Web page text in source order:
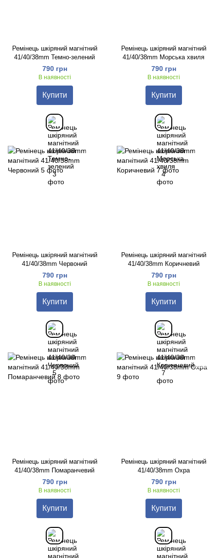
Ремінець шкіряний магнітний
41/40/38mm Темно-зелений
790 грн
В наявності
Купити
Ремінець шкіряний магнітний
41/40/38mm Морська хвиля
790 грн
В наявності
Купити
Ремінець шкіряний магнітний
41/40/38mm Червоний
790 грн
В наявності
Купити
Ремінець шкіряний магнітний
41/40/38mm Коричневий
790 грн
В наявності
Купити
Ремінець шкіряний магнітний
41/40/38mm Помаранчевий
790 грн
В наявності
Купити
Ремінець шкіряний магнітний
41/40/38mm Охра
790 грн
В наявності
Купити